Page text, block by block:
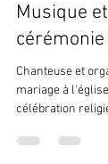
Musique
Chanteuse et
mariage à
célébration